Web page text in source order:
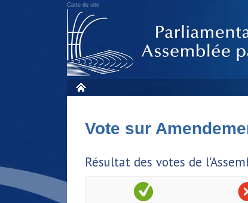
Carte du site
Vote sur
Résultat des votes de